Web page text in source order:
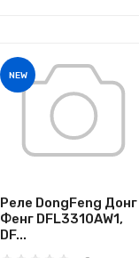
NEW
Реле DongFeng Донг
Фенг DFL3310AW1,
DF...